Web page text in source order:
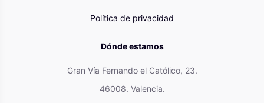
Política de privacidad
Dónde estamos
Gran Vía Fernando el Católico, 23.
46008. Valencia.